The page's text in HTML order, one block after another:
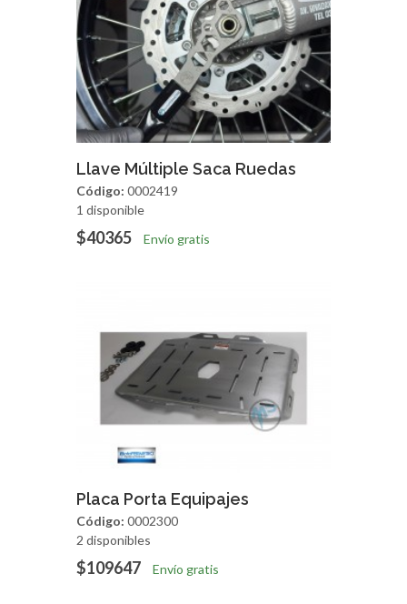
Agregar Vista Rapida
Llave Múltiple Saca Ruedas
Código: 0002419
1 disponible
$40365 Envío gratis
Agregar Vista Rapida
Placa Porta Equipajes
Código: 0002300
2 disponibles
$109647 Envío gratis